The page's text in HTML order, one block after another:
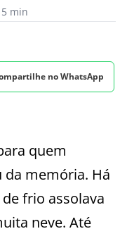
min
no WhatsApp
quem
memória. Há
frio assolava
neve. Até